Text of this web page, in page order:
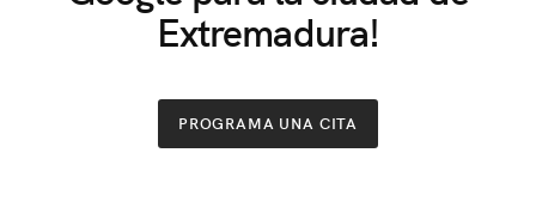
Extremadura!
PROGRAMA UNA CITA